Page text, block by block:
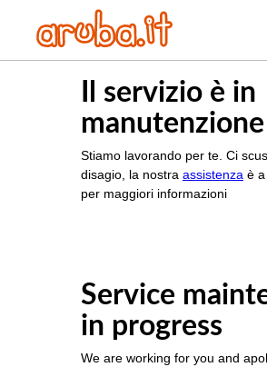
Il servizio è in
manutenzione
Stiamo lavorando per te. Ci
disagio, la nostra assistenza è
per maggiori informazioni
Service
in progress
We are working for you and